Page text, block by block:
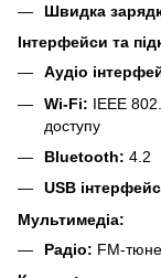
Швидка
Інтерфейси та
Аудіо
Wi-Fi: IEEE
доступу
Bluetooth: 4.2
USB
Мультимедіа:
Радіо: FM-